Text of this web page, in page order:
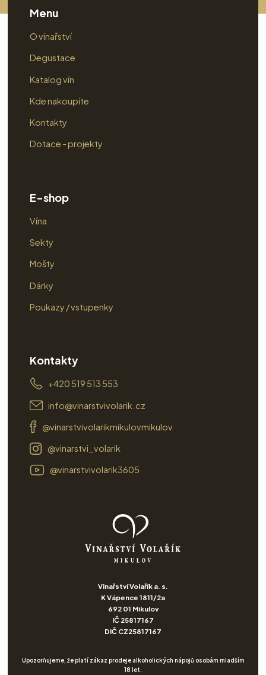
Menu
O vinařství
Degustace
Katalog vín
Kde nakoupíte
Kontakty
Dotace - projekty
E-shop
Vína
Sekty
Mošty
Dárky
Poukazy / vstupenky
Kontakty
+420 519 513 553
info@vinarstvivolarik.cz
@vinarstvivolarikmikulovmikulov
@vinarstvi_volarik
@vinarstvivolarik3605
Vinařství Volařík a. s.
K Vápence 1811/2a
692 01 Mikulov
IČ 25817167
DIČ CZ25817167
Upozorňujeme, že platí zákaz prodeje alkoholických nápojů osobám mladším
18 let.